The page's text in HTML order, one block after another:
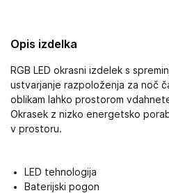
Opis izdelka
RGB LED okrasni izdelek s
ustvarjanje razpoloženja za noč
oblikam lahko prostorom
Okrasek z nizko energetsko
v prostoru.
LED tehnologija
Baterijski pogon